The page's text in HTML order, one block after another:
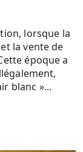
lorsque la
la vente de
époque a
blanc »...